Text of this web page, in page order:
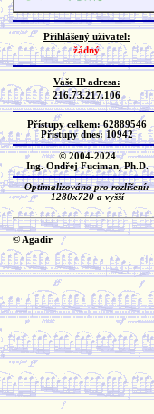
Přihlášený uživatel:
žádný
Vaše IP adresa:
216.73.217.106
Přístupy celkem: 62889546
Přístupy dnes: 10942
© 2004-2024
Ing. Ondřej Fuciman, Ph.D.
Optimalizováno pro rozlišení:
1280x720 a vyšší
© Agadir